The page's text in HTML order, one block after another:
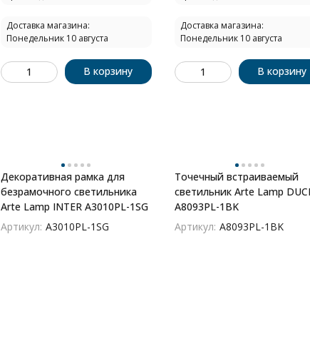
Доставка магазина:
Понедельник 10 августа
В корзину
Доставка магазина:
Понедельник 10 августа
В корзину
Декоративная рамка для
безрамочного светильника
Arte Lamp INTER A3010PL-1SG
Артикул: A3010PL-1SG
Точечный встраиваемый
светильник Arte Lamp
A8093PL-1BK
Артикул: A8093PL-1BK